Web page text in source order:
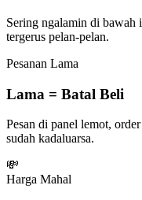
Sering ngalamin di bawah
tergerus pelan-pelan.
Pesanan Lama
Lama = Batal Beli
Pesan di panel lemot,
sudah kadaluarsa.
💸
Harga Mahal